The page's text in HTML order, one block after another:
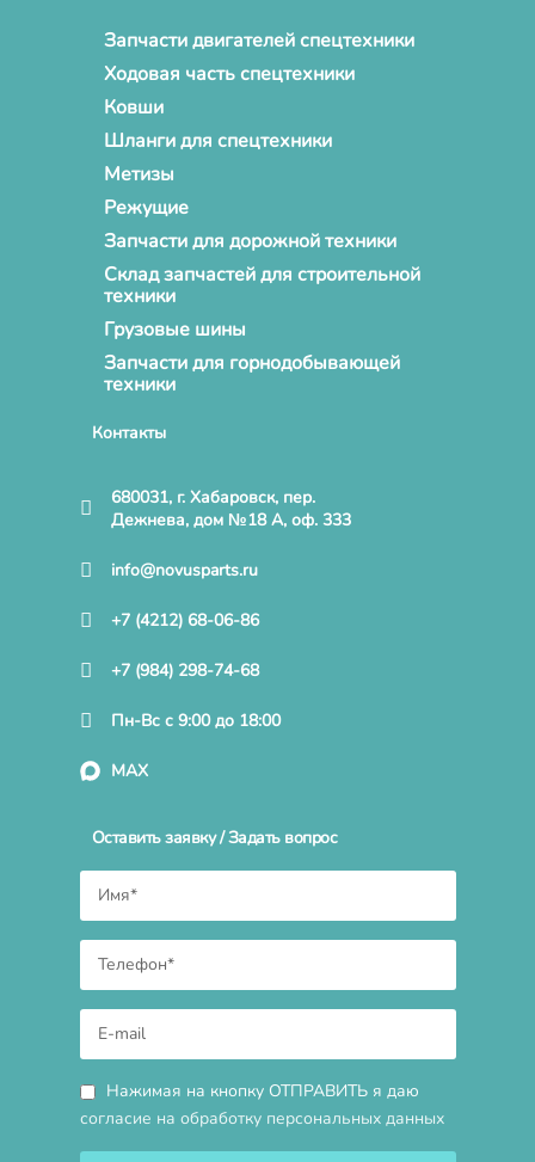
Запчасти двигателей спецтехники
Ходовая часть спецтехники
Ковши
Шланги для спецтехники
Метизы
Режущие
Запчасти для дорожной техники
Склад запчастей для строительной
техники
Грузовые шины
Запчасти для горнодобывающей
техники
Контакты
680031, г. Хабаровск, пер.
Дежнева, дом №18 А, оф. 333
info@novusparts.ru
+7 (4212) 68-06-86
+7 (984) 298-74-68
Пн-Вс с 9:00 до 18:00
MAX
Оставить заявку / Задать вопрос
Нажимая на кнопку ОТПРАВИТЬ я даю
согласие на обработку персональных данных